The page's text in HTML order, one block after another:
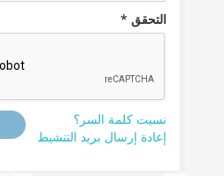
التحقق *
نسيت كلمة السر؟
إعادة إرسال بريد التنشيط